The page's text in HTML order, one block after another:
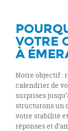
VOTRE
À
Notre objectif :
calendrier de
surprises
structurons un
votre stabilité
réponses et